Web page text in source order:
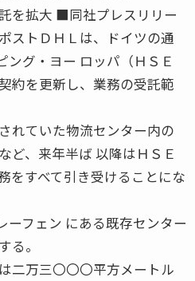
を拡大 ■同社プレスリリー
トＤＨＬは、ドイツの通
ング・ヨー ロッパ（ＨＳＥ
約を更新し、業務の受託範
れていた物流センター内の
ど、来年半ば 以降はＨＳＥ
をすべて引き受けることにな
フェン にある既存センター
る。
二万三〇〇〇平方メートル